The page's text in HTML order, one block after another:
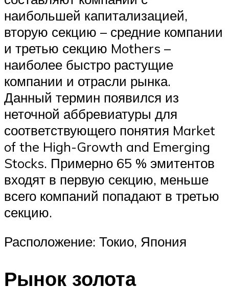
наибольшей капитализацией,
вторую секцию – средние компании
и третью секцию Mothers –
наиболее быстро растущие
компании и отрасли рынка.
Данный термин появился из
неточной аббревиатуры для
соответствующего понятия Market
of the High-Growth and Emerging
Stocks. Примерно 65 % эмитентов
входят в первую секцию, меньше
всего компаний попадают в третью
секцию.
Расположение: Токио, Япония
Рынок золота